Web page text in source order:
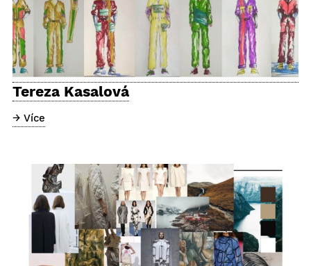
Tereza Kasalová
→ Více